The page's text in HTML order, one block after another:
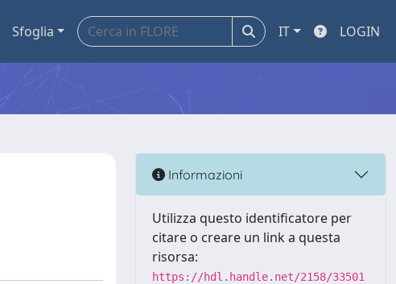
Sfoglia IT LOGIN
Informazioni
Utilizza questo identificatore per
citare o creare un link a questa
risorsa:
https://hdl.handle.net/2158/33501